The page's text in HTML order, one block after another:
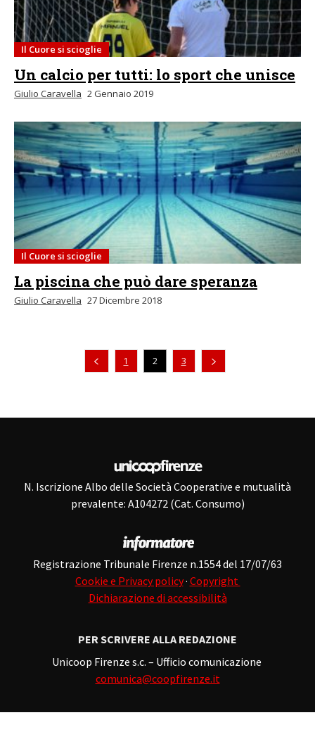
Il Cuore si scioglie
Un calcio per tutti: lo sport che unisce
Giulio Caravella 2 Gennaio 2019
Il Cuore si scioglie
La piscina che può dare speranza
Giulio Caravella 27 Dicembre 2018
Pagina precedente
1 2 3
N. Iscrizione Albo delle Società Cooperative e mutualità
prevalente: A104272 (Cat. Consumo)
Registrazione Tribunale Firenze n.1554 del 17/07/63
Cookie e Privacy policy· Copyright
Dichiarazione di accessibilità
PER SCRIVERE ALLA REDAZIONE
Unicoop Firenze s.c. – Ufficio comunicazione
comunica@coopfirenze.it